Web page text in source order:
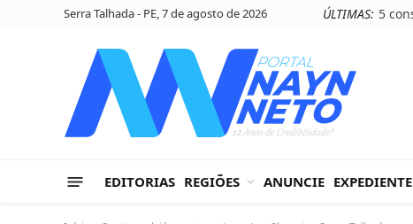
Serra Talhada - PE, 7 de agosto de 2026 ÚLTIMAS:
EDITORIAS REGIÕES ANUNCIE EXPEDIENTE